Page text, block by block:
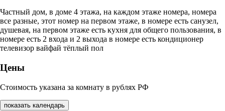
Частный дом, в доме 4 этажа, на каждом этаже номера, номера
все разные, этот номер на первом этаже, в номере есть санузел,
душевая, на первом этаже есть кухня для общего пользования, в
номере есть 2 входа и 2 выхода в номере есть кондиционер
телевизор вайфай тёплый пол
Цены
Стоимость указана за комнату в рублях РФ
показать календарь